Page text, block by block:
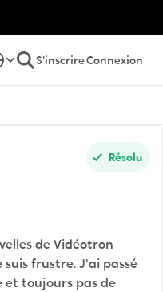
S'inscrireConnexion
Résolu
de Vidéotron
frustre. J'ai passé
et toujours pas de